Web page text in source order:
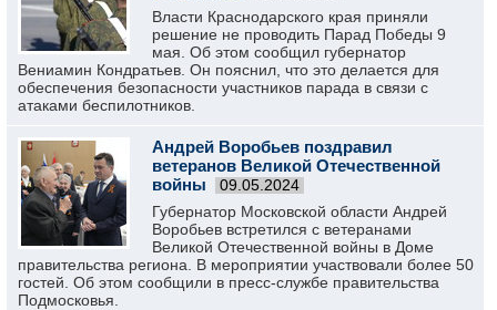
Власти Краснодарского края приняли
решение не проводить Парад Победы 9
мая. Об этом сообщил губернатор
Вениамин Кондратьев. Он пояснил, что это делается для
обеспечения безопасности участников парада в связи с
атаками беспилотников.
Андрей Воробьев поздравил
ветеранов Великой Отечественной
войны
09.05.2024
Губернатор Московской области Андрей
Воробьев встретился с ветеранами
Великой Отечественной войны в Доме
правительства региона. В мероприятии участвовали более 50
гостей. Об этом сообщили в пресс-службе правительства
Подмосковья.